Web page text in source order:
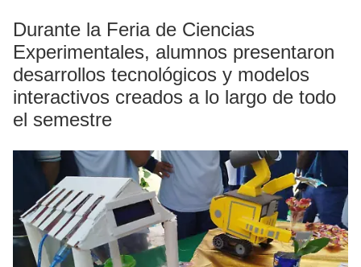
Durante la Feria de Ciencias
Experimentales, alumnos presentaron
desarrollos tecnológicos y modelos
interactivos creados a lo largo de todo
el semestre